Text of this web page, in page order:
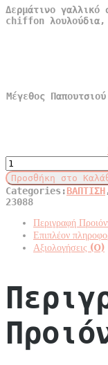
was:
70,90€.
Δερμάτινο γαλλικό
chiffon λουλούδια,
Μέγεθος Παπουτσιού
Γαλλικό
Σαμπό
με
Chiffon
Λουλούδια
Λευκό
quantity
Προσθήκη στο
Categories:ΒΑΠΤΙΣΗ
23088
Περιγραφή
Επιπλέον
Αξιολογήσεις (0)